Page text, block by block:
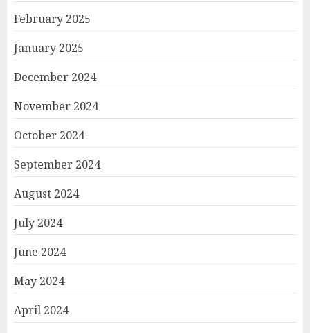
February 2025
January 2025
December 2024
November 2024
October 2024
September 2024
August 2024
July 2024
June 2024
May 2024
April 2024